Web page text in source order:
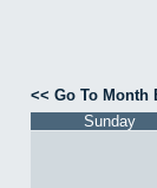
<< Go To Month
Sunday